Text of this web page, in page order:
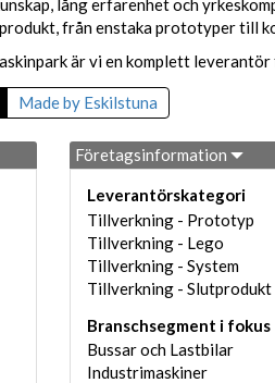
från enstaka prototyper till
är vi en komplett
Made by Eskilstuna
Företagsinformation
Leverantörskategori
Tillverkning - Prototyp
Tillverkning - Lego
Tillverkning - System
Tillverkning - Slutprodukt
Branschsegment i fokus
Bussar och Lastbilar
Industrimaskiner